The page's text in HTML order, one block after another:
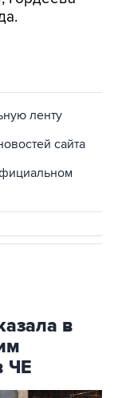
ленту
сайта
в
ЧЕ